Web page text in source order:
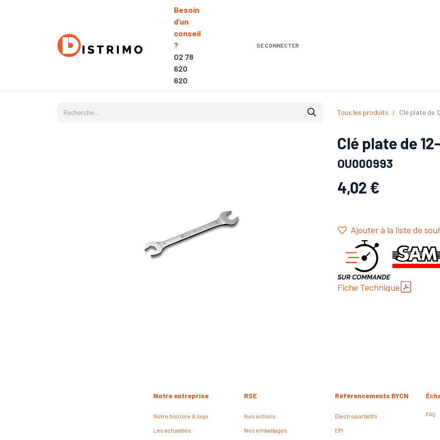
Besoin
d’un
conseil
?
02 78
620
620
SE CONNECTER
Tous les produits Clé plate de
Clé plate de
OU000993
4,02 €
Ajouter à la liste de
Fiche Technique
FAQ
Référencements BYCN
Électroportatifs
EPI
RSE
Nos actions
Nos emballages
Notre entreprise
Notre histoire & logo
Les actualités